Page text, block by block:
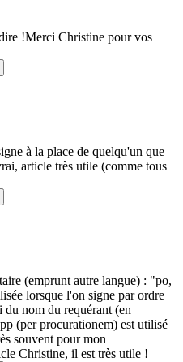
!Merci Christine pour vos
à la place de quelqu'un que
article très utile (comme tous
(emprunt autre langue) : "po,
lorsque l'on signe par ordre
nom du requérant (en
(per procurationem) est utilisé
souvent pour mon
Christine, il est très utile !